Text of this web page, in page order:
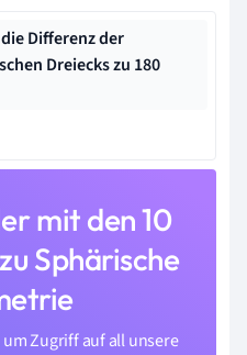
Differenz der
Dreiecks zu 180
mit den 10
Sphärische
Zugriff auf all unsere